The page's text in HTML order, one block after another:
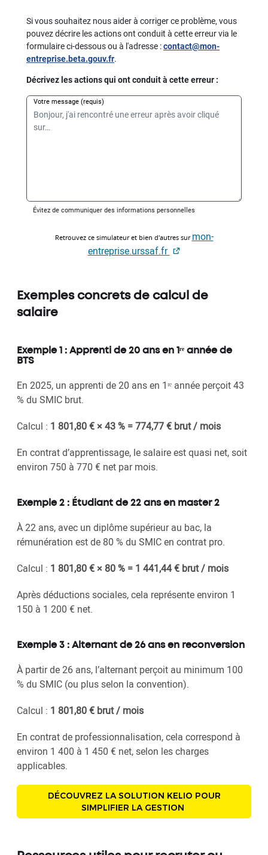
Retrouvez ce simulateur et bien d'autres sur mon-
entreprise.urssaf.fr
Exemples concrets de calcul de
salaire
Exemple 1 : Apprenti de 20 ans en 1ʳᵉ année de
BTS
En 2025, un apprenti de 20 ans en 1ʳᵉ année perçoit 43
% du SMIC brut.
Calcul : 1 801,80 € × 43 % = 774,77 € brut / mois
En contrat d’apprentissage, le salaire est quasi net, soit
environ 750 à 770 € net par mois.
Exemple 2 : Étudiant de 22 ans en master 2
À 22 ans, avec un diplôme supérieur au bac, la
rémunération est de 80 % du SMIC en contrat pro.
Calcul : 1 801,80 € × 80 % = 1 441,44 € brut / mois
Après déductions sociales, cela représente environ 1
150 à 1 200 € net.
Exemple 3 : Alternant de 26 ans en reconversion
À partir de 26 ans, l’alternant perçoit au minimum 100
% du SMIC (ou plus selon la convention).
Calcul : 1 801,80 € brut / mois
En contrat de professionnalisation, cela correspond à
environ 1 400 à 1 450 € net, selon les charges
applicables.
DÉCOUVREZ LA SOLUTION KELIO POUR
SIMPLIFIER LA GESTION